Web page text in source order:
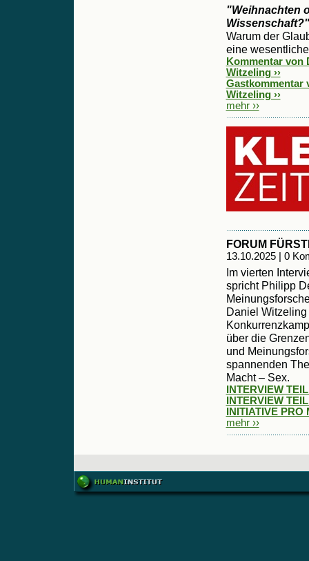
"Weihnachten
Wissenschaft?"
Warum der
eine
Kommentar von
Witzeling ››
Gastkommentar
Witzeling ››
mehr ››
FORUM
13.10.2025 | 0
Im vierten
spricht Philipp
Daniel
über die
und
spannenden
Macht – Sex.
INTERVIEW TEIL
INTERVIEW TEIL
INITIATIVE PRO
mehr ››